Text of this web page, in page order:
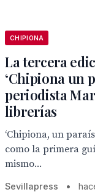
CHIPIONA
La tercera
‘Chipiona un
periodista
librerías
‘Chipiona, un
como la primera
mismo...
Sevillapress •